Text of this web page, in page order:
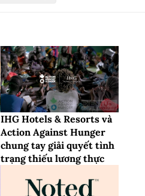
IHG Hotels & Resorts và
Action Against Hunger
chung tay giải quyết tình
trạng thiếu lương thực